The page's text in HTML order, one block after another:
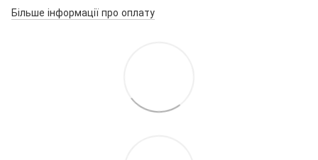
Більше інформації про оплату